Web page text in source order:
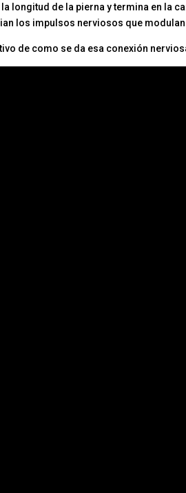
longitud de la pierna y termina en la
los impulsos nerviosos que
de como se da esa conexión